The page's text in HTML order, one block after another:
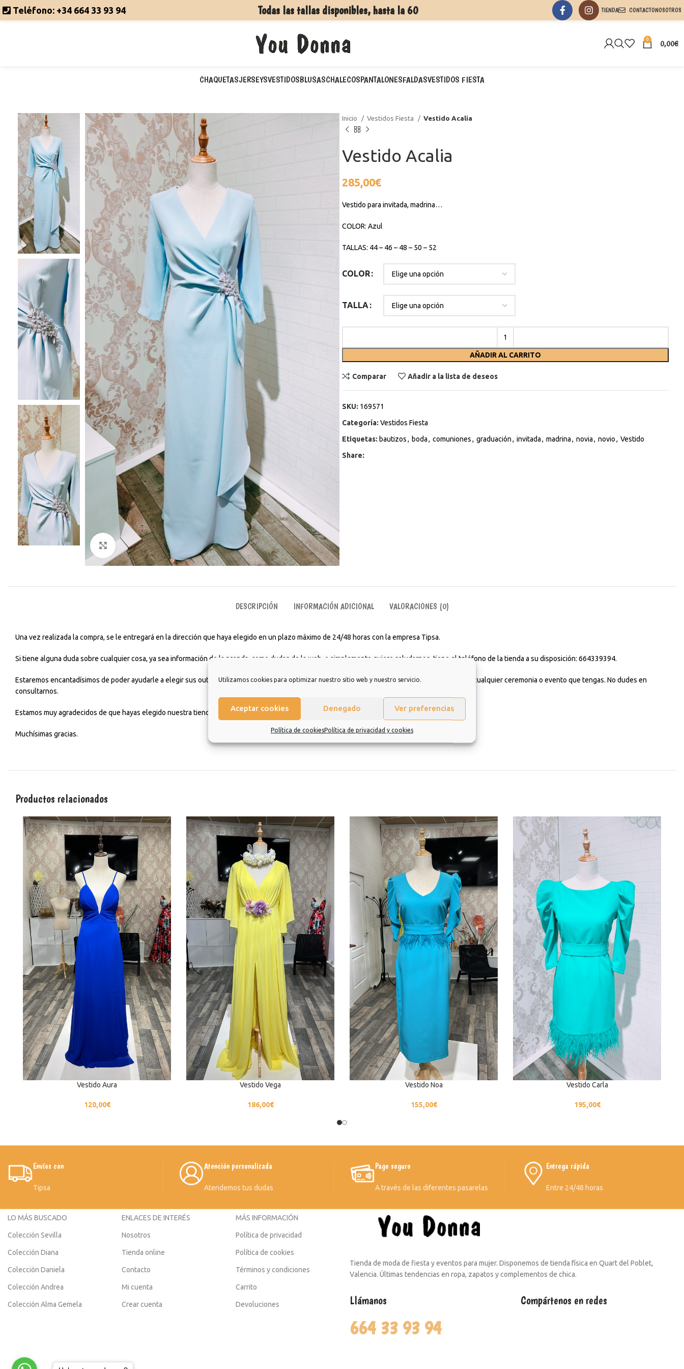
Utilizamos cookies para optimizar nuestro sitio web y nuestro servicio.
Aceptar cookies Denegado Ver preferencias
Política de cookiesPolítica de privacidad y cookies
Teléfono: +34 664 33 93 94 Todas las tallas disponibles, hasta la 60 TIENDA CONTACTONOSOTROS
0 0,00€
CHAQUETASJERSEYSVESTIDOSBLUSASCHALECOSPANTALONESFALDASVESTIDOS FIESTA
Haga Click para agrandar
Inicio Vestidos Fiesta Vestido Acalia
Vestido Acalia
285,00€
Vestido para invitada, madrina…
COLOR: Azul
TALLAS: 44 – 46 – 48 – 50 – 52
COLOR
TALLA
AÑADIR AL CARRITO
Comparar Añadir a la lista de deseos
SKU: 169571
Categoría: Vestidos Fiesta
Etiquetas: bautizos, boda, comuniones, graduación, invitada, madrina, novia, novio, Vestido
Share:
DESCRIPCIÓN INFORMACIÓN ADICIONAL VALORACIONES (0)
Una vez realizada la compra, se le entregará en la dirección que haya elegido en un plazo máximo de 24/48 horas con la empresa Tipsa.
Si tiene alguna duda sobre cualquier cosa, ya sea información de la prenda, como dudas de la web, o simplemente quiere saludarnos, tiene el teléfono de la tienda a su disposición: 664339394.
Estaremos encantadísimos de poder ayudarle a elegir sus outfits diarios para ir a estudiar, trabajar, para tomarte un café con amigos o incluso para cualquier ceremonia o evento que tengas. No dudes en
consultarnos.
Estamos muy agradecidos de que hayas elegido nuestra tienda y esperamos que sea una experiencia de la que quiera repetir.
Muchísimas gracias.
Productos relacionados
Vestido Aura
120,00€
Vestido Vega
186,00€
Vestido Noa
155,00€
Vestido Carla
195,00€
Envíos con
Tipsa
Atención personalizada
Atendemos tus dudas
Pago seguro
A través de las diferentes pasarelas
Entrega rápida
Entre 24/48 horas
LO MÁS BUSCADO
Colección Sevilla
Colección Diana
Colección Daniela
Colección Andrea
Colección Alma Gemela
ENLACES DE INTERÉS
Nosotros
Tienda online
Contacto
Mi cuenta
Crear cuenta
MÁS INFORMACIÓN
Política de privacidad
Política de cookies
Términos y condiciones
Carrito
Devoluciones
Tienda de moda de fiesta y eventos para mujer. Disponemos de tienda física en Quart del Poblet,
Valencia. Últimas tendencias en ropa, zapatos y complementos de chica.
Llámanos
664 33 93 94
Compártenos en redes